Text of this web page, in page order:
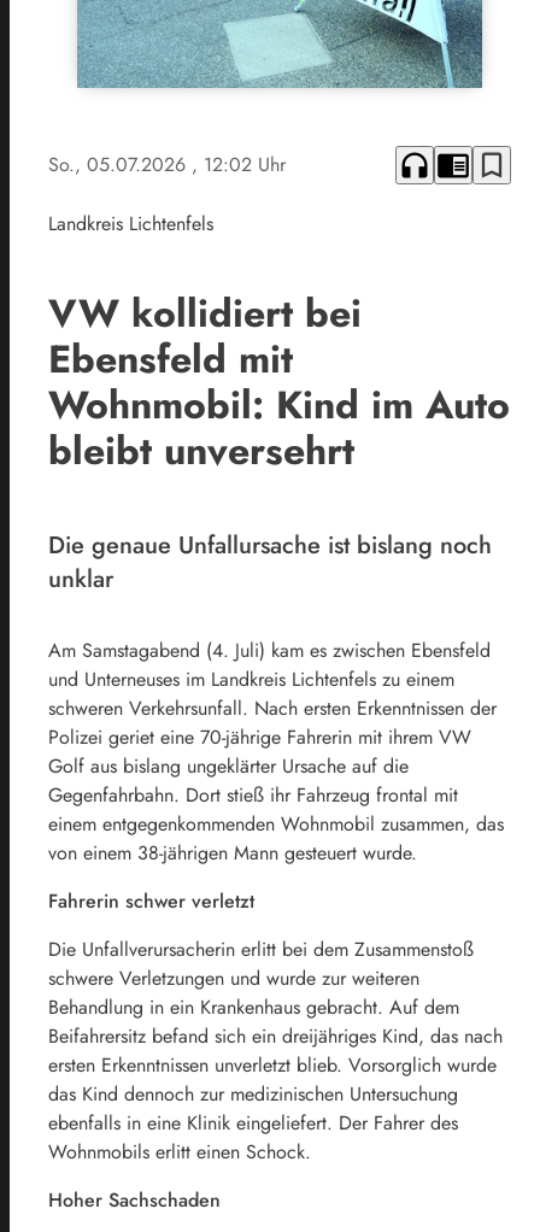
So., 05.07.2026 , 12:02 Uhr headphones chrome_reader_mode bookmark_border
Landkreis Lichtenfels
VW kollidiert bei
Ebensfeld mit
Wohnmobil: Kind im Auto
bleibt unversehrt
Die genaue Unfallursache ist bislang noch
unklar
Am Samstagabend (4. Juli) kam es zwischen Ebensfeld
und Unterneuses im Landkreis Lichtenfels zu einem
schweren Verkehrsunfall. Nach ersten Erkenntnissen der
Polizei geriet eine 70-jährige Fahrerin mit ihrem VW
Golf aus bislang ungeklärter Ursache auf die
Gegenfahrbahn. Dort stieß ihr Fahrzeug frontal mit
einem entgegenkommenden Wohnmobil zusammen, das
von einem 38-jährigen Mann gesteuert wurde.
Fahrerin schwer verletzt
Die Unfallverursacherin erlitt bei dem Zusammenstoß
schwere Verletzungen und wurde zur weiteren
Behandlung in ein Krankenhaus gebracht. Auf dem
Beifahrersitz befand sich ein dreijähriges Kind, das nach
ersten Erkenntnissen unverletzt blieb. Vorsorglich wurde
das Kind dennoch zur medizinischen Untersuchung
ebenfalls in eine Klinik eingeliefert. Der Fahrer des
Wohnmobils erlitt einen Schock.
Hoher Sachschaden